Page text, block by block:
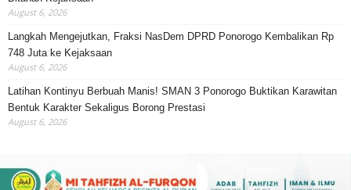
August 6, 2026
Langkah Mengejutkan, Fraksi NasDem DPRD Ponorogo Kembalikan Rp
748 Juta ke Kejaksaan
August 6, 2026
Latihan Kontinyu Berbuah Manis! SMAN 3 Ponorogo Buktikan Karawitan
Bentuk Karakter Sekaligus Borong Prestasi
August 6, 2026